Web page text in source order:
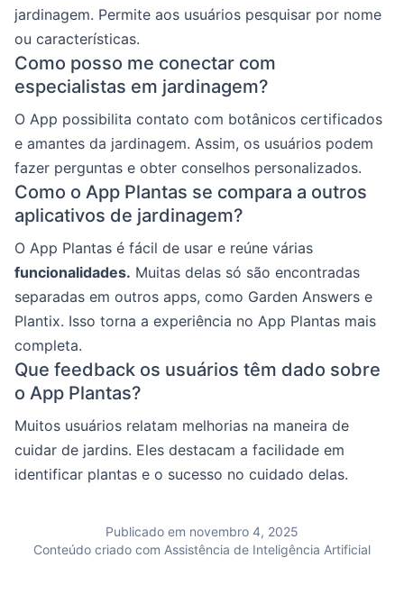
jardinagem. Permite aos usuários pesquisar por nome
ou características.
Como posso me conectar com
especialistas em jardinagem?
O App possibilita contato com botânicos certificados
e amantes da jardinagem. Assim, os usuários podem
fazer perguntas e obter conselhos personalizados.
Como o App Plantas se compara a outros
aplicativos de jardinagem?
O App Plantas é fácil de usar e reúne várias
funcionalidades. Muitas delas só são encontradas
separadas em outros apps, como Garden Answers e
Plantix. Isso torna a experiência no App Plantas mais
completa.
Que feedback os usuários têm dado sobre
o App Plantas?
Muitos usuários relatam melhorias na maneira de
cuidar de jardins. Eles destacam a facilidade em
identificar plantas e o sucesso no cuidado delas.
Publicado em novembro 4, 2025
Conteúdo criado com Assistência de Inteligência Artificial